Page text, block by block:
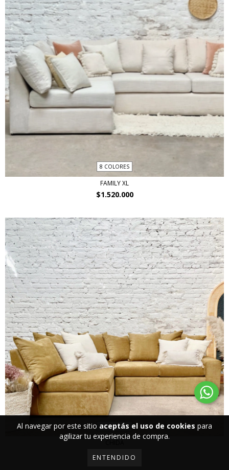
Al navegar por este sitio aceptás el uso de cookies para
agilizar tu experiencia de compra.
ENTENDIDO
8 COLORES
FAMILY XL
$1.520.000
8 COLORES
$1.515.000